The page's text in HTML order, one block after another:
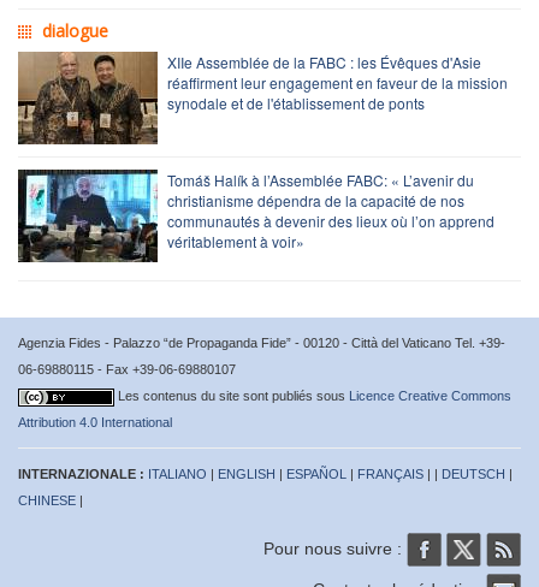
dialogue
XIIe Assemblée de la FABC : les Évêques d'Asie
réaffirment leur engagement en faveur de la mission
synodale et de l'établissement de ponts
Tomáš Halík à l’Assemblée FABC: « L’avenir du
christianisme dépendra de la capacité de nos
communautés à devenir des lieux où l’on apprend
véritablement à voir»
Agenzia Fides - Palazzo “de Propaganda Fide” - 00120 - Città del Vaticano Tel. +39-
06-69880115 - Fax +39-06-69880107
Les contenus du site sont publiés sous Licence Creative Commons
Attribution 4.0 International
INTERNAZIONALE : ITALIANO | ENGLISH | ESPAÑOL | FRANÇAIS | | DEUTSCH |
CHINESE |
Pour nous suivre :